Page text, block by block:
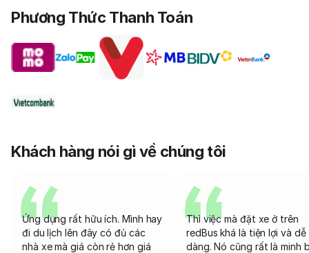
Phương Thức Thanh Toán
Khách hàng nói gì về chúng tôi
Ứng dụng rất hữu ích. Mình hay
đi du lịch lên đây có đủ các
nhà xe mà giá còn rẻ hơn giá
Thì việc mà đặt xe ở trên
redBus khá là tiện lợi và dễ
dàng. Nó cũng rất là minh